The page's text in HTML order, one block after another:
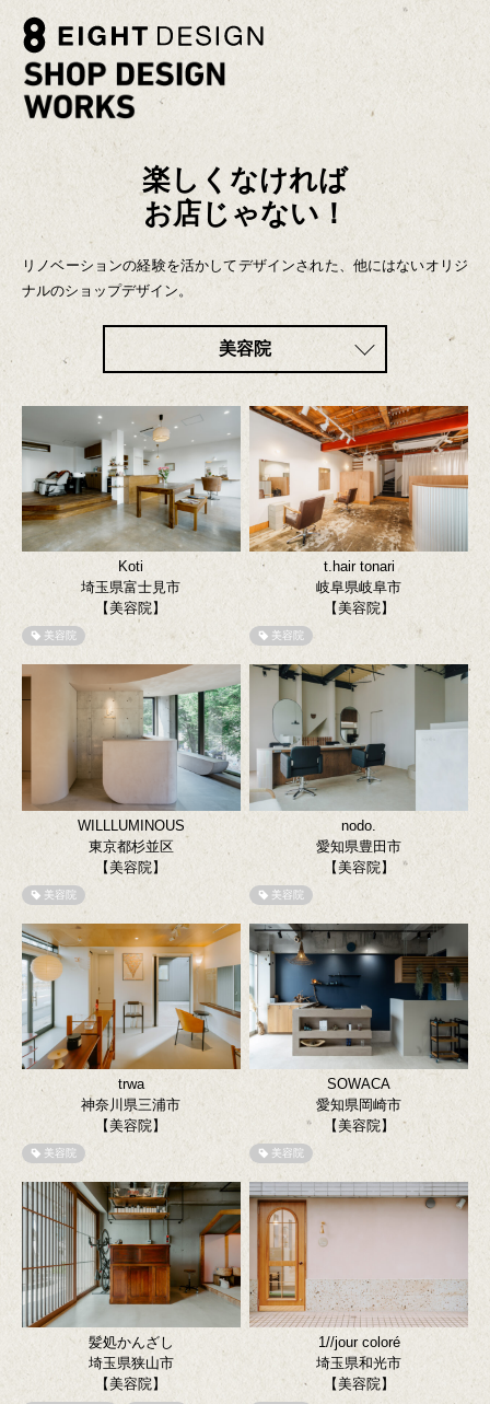
楽しくなければ
お店じゃない！
リノベーションの経験を活かしてデザインされた、他にはないオリジ
ナルのショップデザイン。
美容院
Koti
埼玉県富士見市
【美容院】
美容院
t.hair tonari
岐阜県岐阜市
【美容院】
美容院
WILLLUMINOUS
東京都杉並区
【美容院】
美容院
nodo.
愛知県豊田市
【美容院】
美容院
trwa
神奈川県三浦市
【美容院】
美容院
SOWACA
愛知県岡崎市
【美容院】
美容院
髪処かんざし
埼玉県狭山市
【美容院】
1//jour coloré
埼玉県和光市
【美容院】